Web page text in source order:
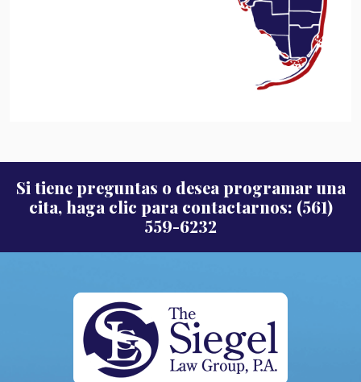
Si tiene preguntas o desea programar una
cita, haga clic para contactarnos: (561)
559-6232